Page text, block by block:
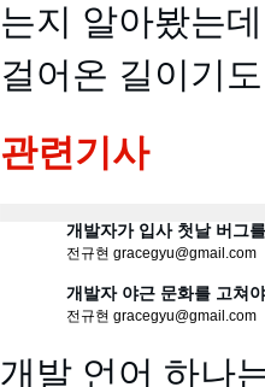
는지 알아봤는
걸어온 길이기
관련기사
전규현 gracegyu@gmail.com
개발자 야근 문화를 고쳐
전규현 gracegyu@gmail.com
개발 언어 하나